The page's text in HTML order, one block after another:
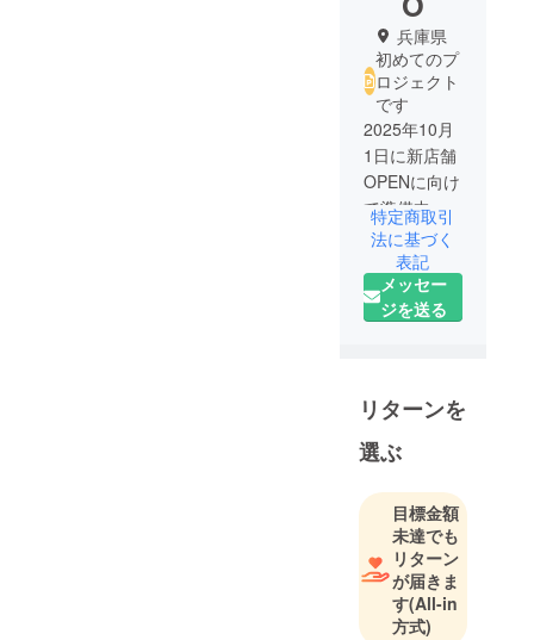
兵庫県
初めてのプ
ロジェクト
です
2025年10月
1日に新店舗
OPENに向け
て準備中で
す！
特定商取引
法に基づく
表記
メッセー
ジを送る
リターンを
選ぶ
目標金額
未達でも
リターン
が届きま
す(All-in
方式)